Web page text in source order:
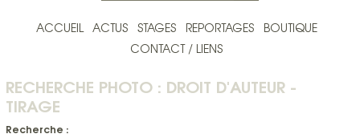
ACCUEIL ACTUS STAGES REPORTAGES
BOUTIQUE
CONTACT / LIENS
RECHERCHE PHOTO : DROIT D'AUTEUR -
TIRAGE
Recherche :